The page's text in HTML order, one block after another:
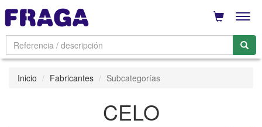
Inicio Fabricantes Subcategorías
CELO